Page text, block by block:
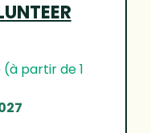
partir de 1